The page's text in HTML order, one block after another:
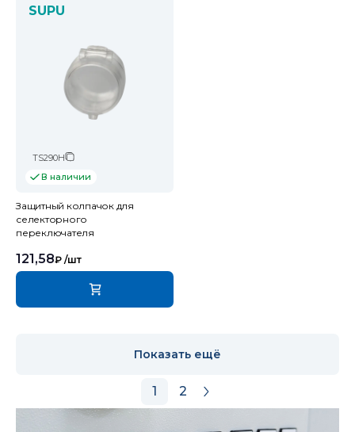
SUPU
TS290H
В наличии
Защитный колпачок для
селекторного
переключателя
121,58₽ /шт
Показать ещё
1 2